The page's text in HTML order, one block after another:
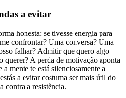
a evitar
honesta: se tivesse energia para
confrontar? Uma conversa? Uma
falhar? Admitir que quero algo
querer? A perda de motivação aponta
mente te está silenciosamente a
a evitar costuma ser mais útil do
contra a resistência.